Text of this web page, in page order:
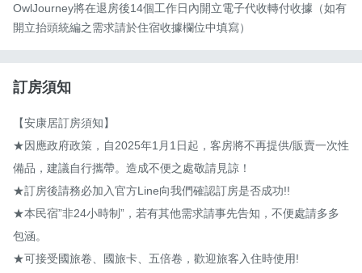
OwlJourney將在退房後14個工作日內開立電子代收轉付收據（如有
開立抬頭統編之需求請於住宿收據欄位中填寫）
訂房須知
【安康居訂房須知】
★因應政府政策，自2025年1月1日起，客房將不再提供/販賣一次性
備品，建議自行攜帶。造成不便之處敬請見諒！
★訂房後請務必加入官方Line向我們確認訂房是否成功!!
★本民宿”非24小時制”，若有其他需求請事先告知，不便處請多多
包涵。
★可接受國旅卷、國旅卡、五倍卷，歡迎旅客入住時使用!